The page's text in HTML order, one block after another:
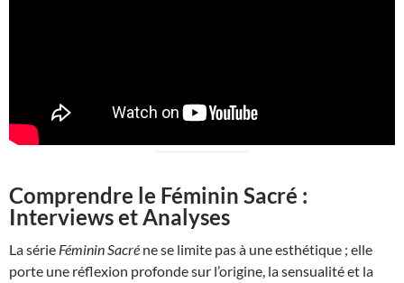
Comprendre le Féminin Sacré :
Interviews et Analyses
La série Féminin Sacré ne se limite pas à une esthétique ; elle
porte une réflexion profonde sur l’origine, la sensualité et la